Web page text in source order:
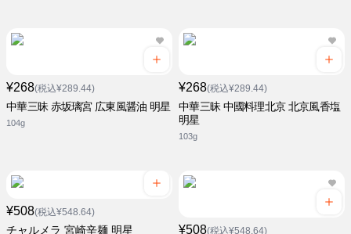
¥268(税込¥289.44)
中華三昧 赤坂璃宮 広東風醤油 明星
104g
¥268(税込¥289.44)
中華三昧 中國料理北京 北京風香塩
明星
103g
¥508(税込¥548.64)
チャルメラ 宮崎辛麺 明星 ¥508(税込¥548.64)